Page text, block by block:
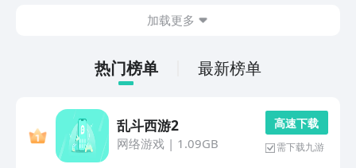
加载更多
热门榜单 最新榜单
乱斗西游2
网络游戏| 1.09GB
高 速 下 载
需下载九游